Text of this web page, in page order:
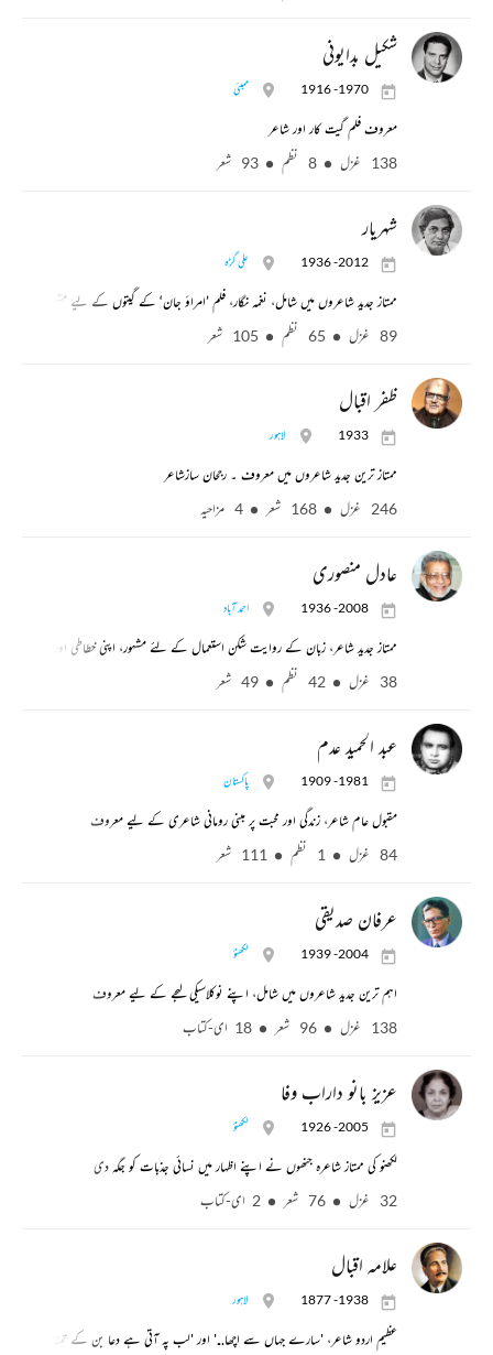
شکیل بدایونی
1916 -1970 ممبئی
معروف فلم گیت کار اور شاعر
138 غزل
8 نظم 93 شعر
شہریار
1936 -2012 علی گڑہ
ممتاز جدید شاعروں میں شامل، نغمہ نگار، فلم ’امراؤ جان‘ کے گیتوں کے لیے مشہور۔ بھارتیہ
89 غزل
65 نظم 105 شعر
ظفر اقبال
1933 لاہور
ممتاز ترین جدید شاعروں میں معروف ۔ رجحان سازشاعر
246 غزل
168 شعر 4 مزاحیہ
عادل منصوری
1936 -2008 احمد آباد
ممتاز جدید شاعر، زبان کے روایت شکن استعمال کے لئے مشہور، اپنی خطاطی اور ڈرامہ
38 غزل
42 نظم 49 شعر
عبد الحمید عدم
1909 -1981 پاکستان
مقبول عام شاعر، زندگی اور محبت پر مبنی رومانی شاعری کے لیے معروف
84 غزل
1 نظم 111 شعر
عرفان صدیقی
1939 -2004 لکھنؤ
اہم ترین جدید شاعروں میں شامل، اپنے نوکلاسیکی لہجے کے لیے معروف
138 غزل
96 شعر 18 ای-کتاب
عزیز بانو داراب وفا
1926 -2005 لکھنؤ
لکھنو کی ممتاز شاعرہ جنھوں نے اپنے اظہار میں نسائی جذبات کو جگہ دی
32 غزل
76 شعر 2 ای-کتاب
علامہ اقبال
1877 -1938 لاہور
عظیم اردو شاعر، 'سارے جہاں سے اچھا...' اور 'لب پہ آتی ہے دعا بن کے تمنا میری'